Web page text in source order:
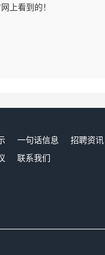
上看到的！
一句话信息 招聘资讯
联系我们